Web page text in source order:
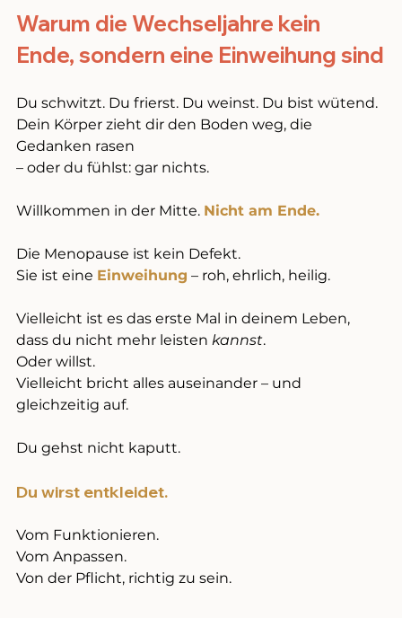
Warum die Wechseljahre kein
Ende, sondern eine Einweihung sind
Du schwitzt. Du frierst. Du weinst. Du bist wütend.
Dein Körper zieht dir den Boden weg, die
Gedanken rasen
– oder du fühlst: gar nichts.
Willkommen in der Mitte. Nicht am Ende.
Die Menopause ist kein Defekt.
Sie ist eine Einweihung – roh, ehrlich, heilig.
Vielleicht ist es das erste Mal in deinem Leben,
dass du nicht mehr leisten kannst.
Oder willst.
Vielleicht bricht alles auseinander – und
gleichzeitig auf.
Du gehst nicht kaputt.
Du wirst entkleidet.
Vom Funktionieren.
Vom Anpassen.
Von der Pflicht, richtig zu sein.